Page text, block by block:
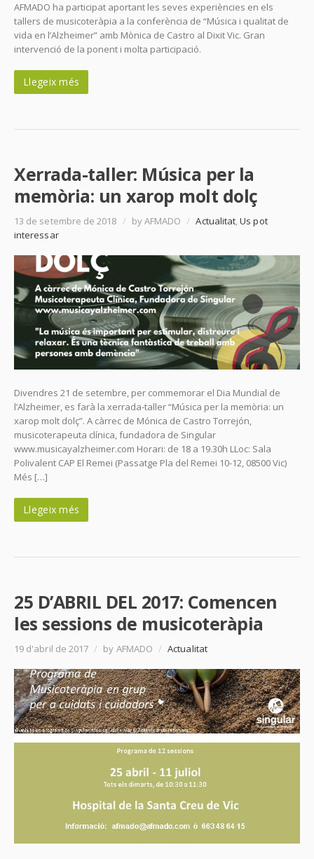
AFMADO ha participat aportant les seves experiències en els
tallers de musicoteràpia a la conferència de “Música i qualitat de
vida en l’Alzheimer” amb Mònica de Castro al Dixit Vic. Gran
intervenció de la ponent i molta participació.
Llegeix més
Xerrada-taller: Música per la
memòria: un xarop molt dolç
13 de setembre de 2018 / by AFMADO / Actualitat,Us pot
interessar
Divendres 21 de setembre, per commemorar el Dia Mundial de
l’Alzheimer, es farà la xerrada-taller “Música per la memòria: un
xarop molt dolç”. A càrrec de Mónica de Castro Torrejón,
musicoterapeuta clínica, fundadora de Singular
www.musicayalzheimer.com Horari: de 18 a 19.30h LLoc: Sala
Polivalent CAP El Remei (Passatge Pla del Remei 10-12, 08500 Vic)
Més […]
Llegeix més
25 D’ABRIL DEL 2017: Comencen
les sessions de musicoteràpia
19 d'abril de 2017 / by AFMADO / Actualitat